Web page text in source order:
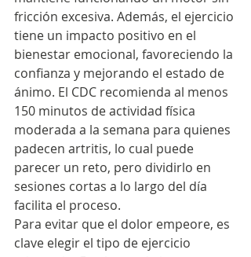
fricción excesiva. Además, el ejercicio
tiene un impacto positivo en el
bienestar emocional, favoreciendo la
confianza y mejorando el estado de
ánimo. El CDC recomienda al menos
150 minutos de actividad física
moderada a la semana para quienes
padecen artritis, lo cual puede
parecer un reto, pero dividirlo en
sesiones cortas a lo largo del día
facilita el proceso.
Para evitar que el dolor empeore, es
clave elegir el tipo de ejercicio